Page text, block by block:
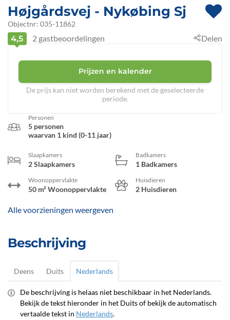
Højgårdsvej - Nykøbing Sj
Objectnr: 035-11862
Personen
5 personen
waarvan 1 kind (0-11 jaar)
Slaapkamers
2 Slaapkamers
Badkamers
1 Badkamers
Woonoppervlakte
50 m² Woonoppervlakte
Huisdieren
2 Huisdieren
Alle voorzieningen weergeven
Beschrijving
Deens Duits Nederlands
De beschrijving is helaas niet beschikbaar in het Nederlands.
Bekijk de tekst hieronder in het Duits of bekijk de automatisch
vertaalde tekst in Nederlands.
4,5 2gastbeoordelingen Delen
Prijzen en kalender
De prijs kan niet worden berekend met de geselecteerde
periode.